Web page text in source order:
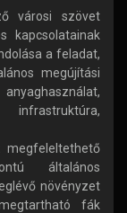
városi szövet
kapcsolatainak
a feladat,
megújítási
megfeleltethető
általános
növényzet
fák